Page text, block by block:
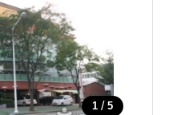
1 / 5